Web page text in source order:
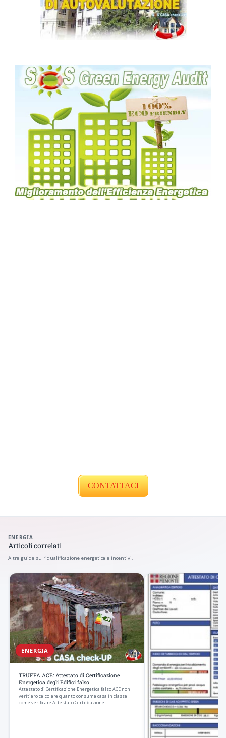
CONTATTACI
ENERGIA
Articoli correlati
Altre guide su riqualificazione energetica e incentivi.
ENERGIA
TRUFFA ACE: Attestato di Certificazione
Energetica degli Edifici falso
Attestato di Certificazione Energetica falso ACE non
veritiero calcolare quanto consuma casa in classe
come verificare Attestato Certificazione…